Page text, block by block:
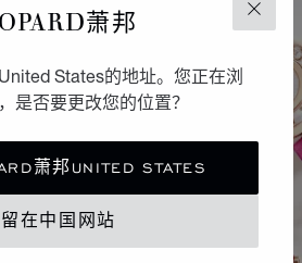
关闭
萧邦
States的地址。您正在浏
是否要更改您的位置？
萧邦UNITED STATES
留在中国网站